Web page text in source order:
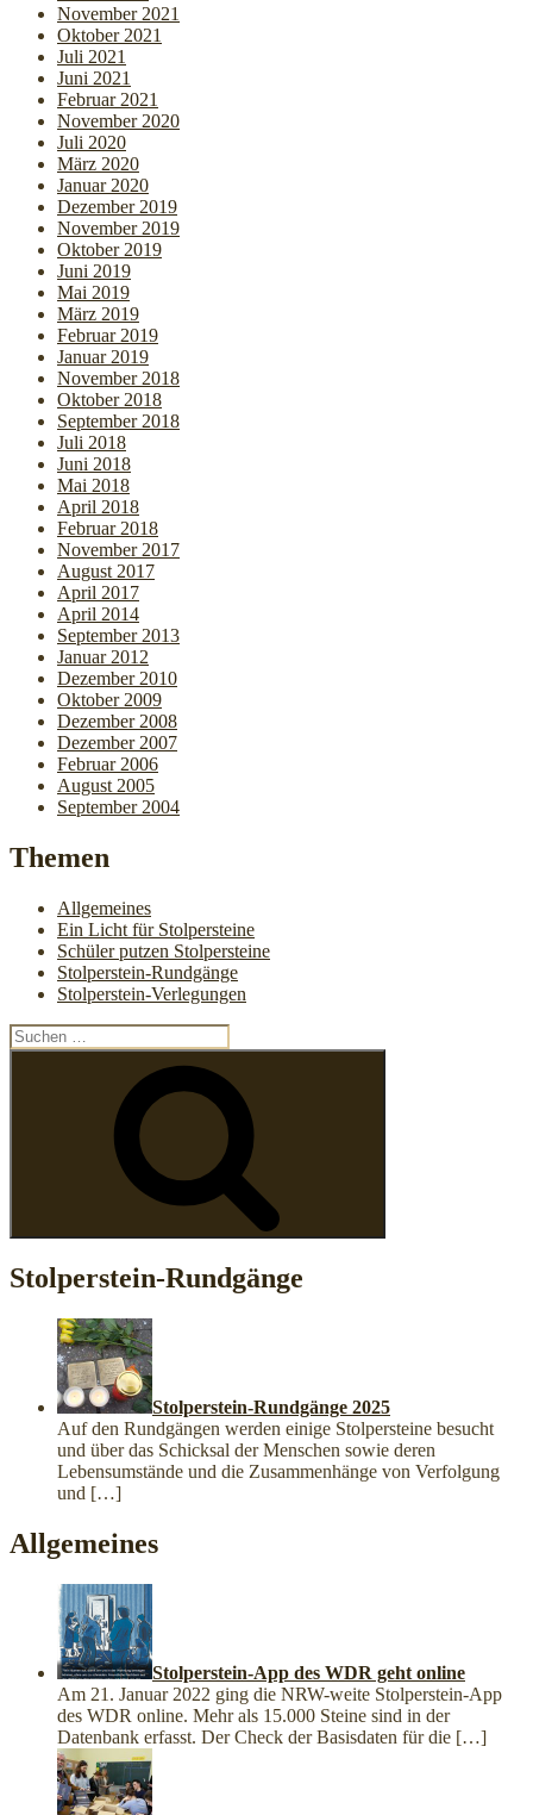
November 2021
Oktober 2021
Juli 2021
Juni 2021
Februar 2021
November 2020
Juli 2020
März 2020
Januar 2020
Dezember 2019
November 2019
Oktober 2019
Juni 2019
Mai 2019
März 2019
Februar 2019
Januar 2019
November 2018
Oktober 2018
September 2018
Juli 2018
Juni 2018
Mai 2018
April 2018
Februar 2018
November 2017
August 2017
April 2017
April 2014
September 2013
Januar 2012
Dezember 2010
Oktober 2009
Dezember 2008
Dezember 2007
Februar 2006
August 2005
September 2004
Themen
Allgemeines
Ein Licht für Stolpersteine
Schüler putzen Stolpersteine
Stolperstein-Rundgänge
Stolperstein-Verlegungen
Suchen
nach:
Stolperstein-Rundgänge
Stolperstein-Rundgänge 2025
Auf den Rundgängen werden einige Stolpersteine besucht
und über das Schicksal der Menschen sowie deren
Lebensumstände und die Zusammenhänge von Verfolgung
und […]
Allgemeines
Stolperstein-App des WDR geht online
Am 21. Januar 2022 ging die NRW-weite Stolperstein-App
des WDR online. Mehr als 15.000 Steine sind in der
Datenbank erfasst. Der Check der Basisdaten für die […]